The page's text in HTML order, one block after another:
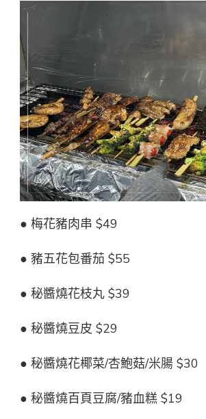
● 梅花豬肉串 $49
● 豬五花包番茄 $55
● 秘醬燒花枝丸 $39
● 秘醬燒豆皮 $29
● 秘醬燒花椰菜/杏鮑菇/米腸 $30
● 秘醬燒百頁豆腐/豬血糕 $19